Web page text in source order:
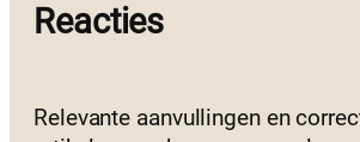
Reacties
Relevante aanvullingen en